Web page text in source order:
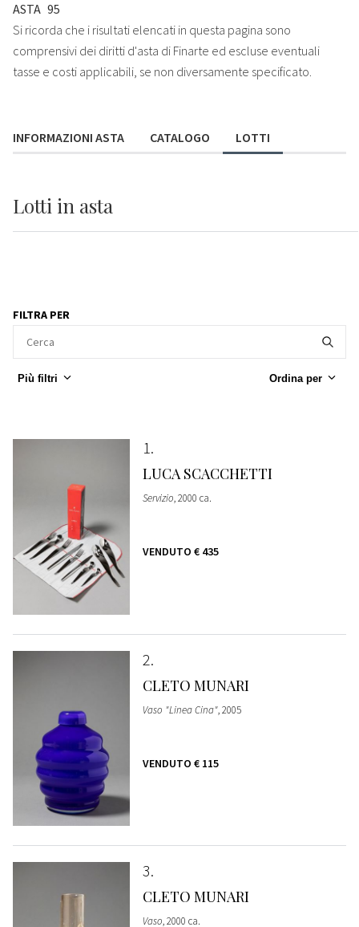
ASTA 95
Si ricorda che i risultati elencati in questa pagina sono
comprensivi dei diritti d'asta di Finarte ed escluse eventuali
tasse e costi applicabili, se non diversamente specificato.
INFORMAZIONI ASTA CATALOGO LOTTI
Lotti in asta
FILTRA PER
Più filtri Ordina per
1
LUCA SCACCHETTI
Servizio, 2000 ca.
VENDUTO € 435
2
CLETO MUNARI
Vaso "Linea Cina", 2005
VENDUTO € 115
3
CLETO MUNARI
Vaso, 2000 ca.